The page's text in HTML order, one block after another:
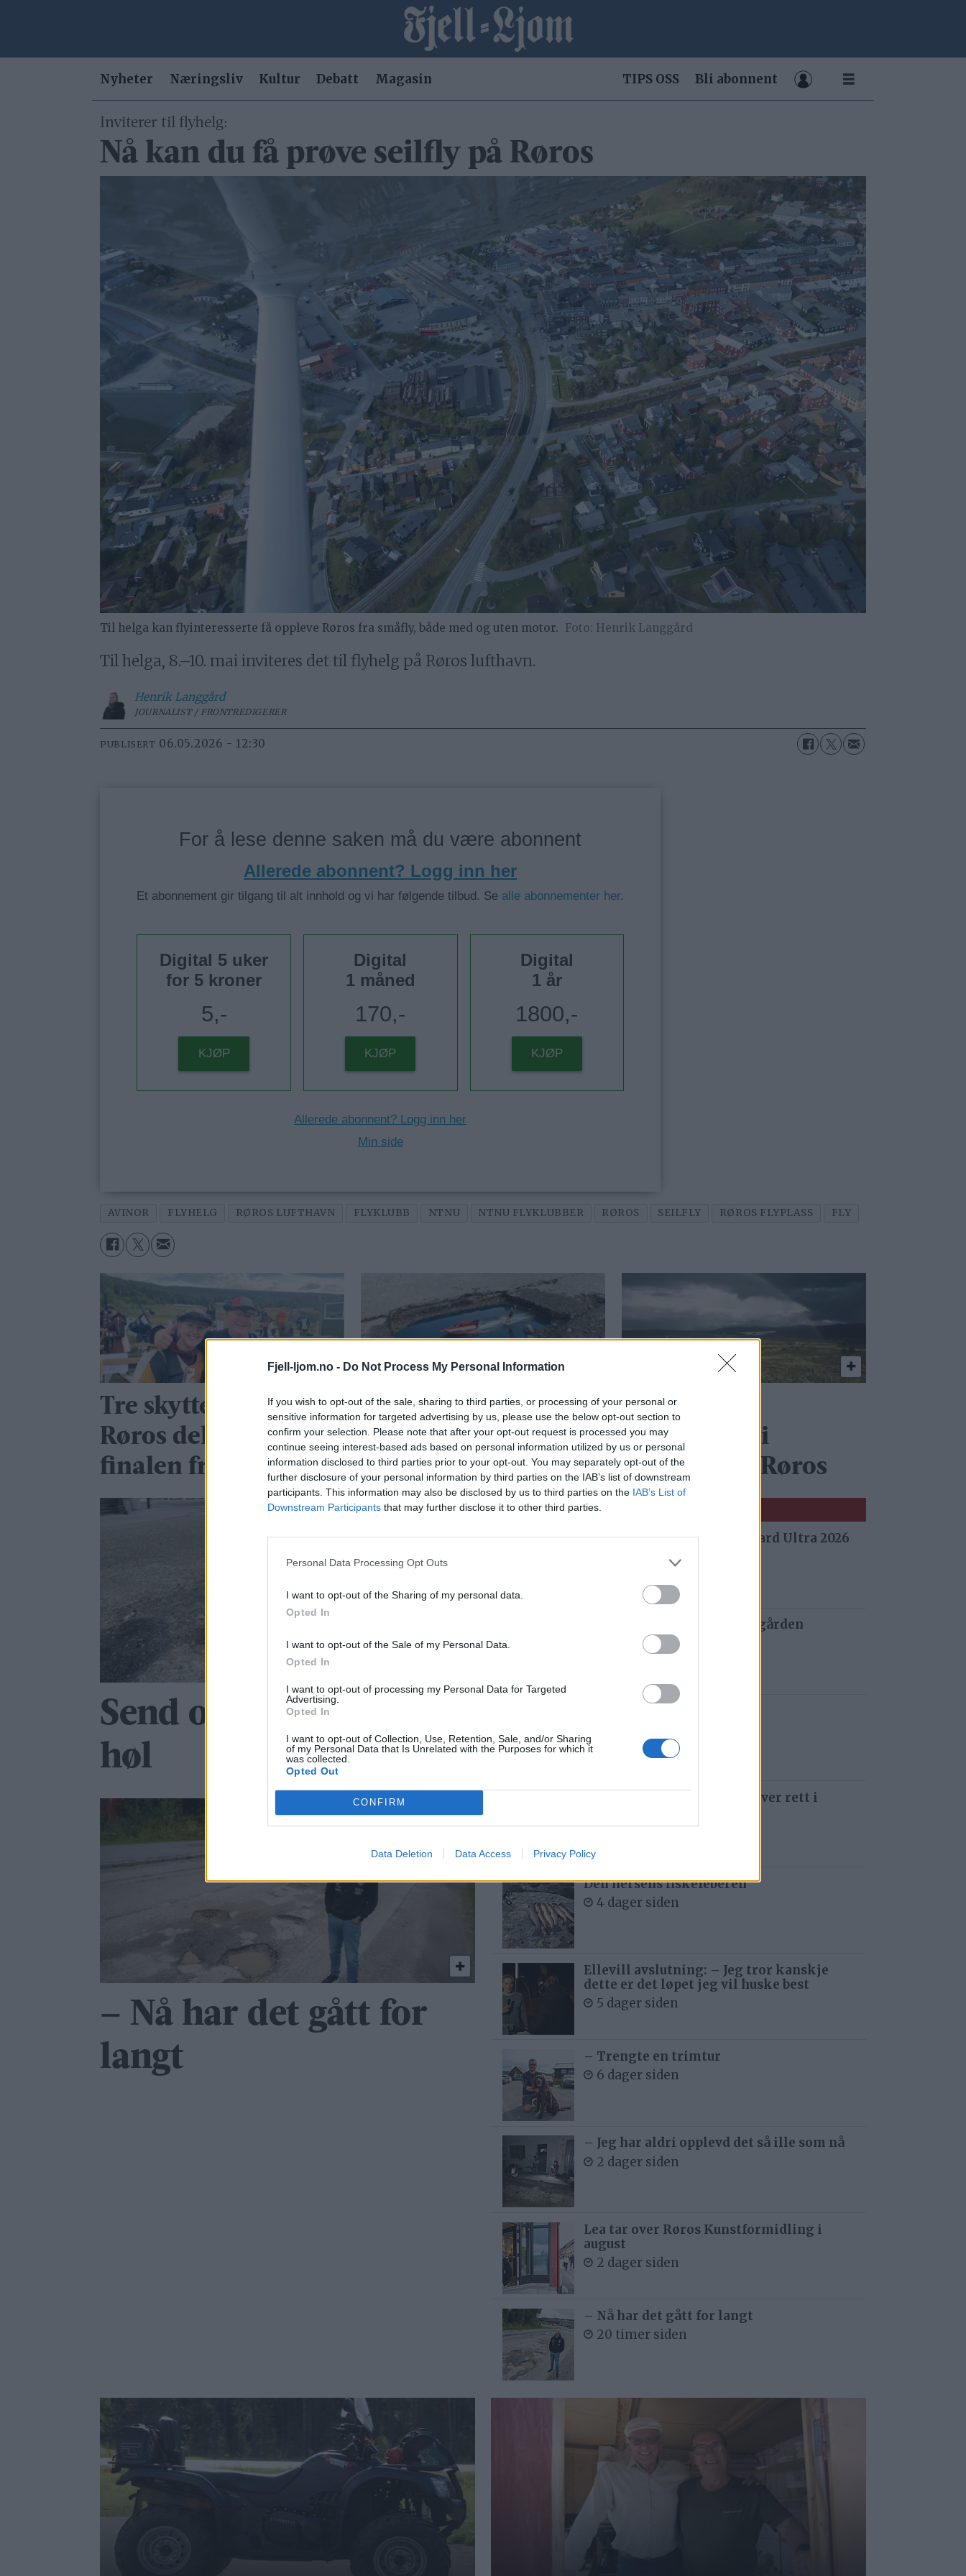
Fjell-ljom.no - Do Not Process My Personal Information
If you wish to opt-out of the sale, sharing to third parties, or processing of your personal or
sensitive information for targeted advertising by us, please use the below opt-out section to
confirm your selection. Please note that after your opt-out request is processed you may
continue seeing interest-based ads based on personal information utilized by us or personal
information disclosed to third parties prior to your opt-out. You may separately opt-out of the
further disclosure of your personal information by third parties on the IAB’s list of downstream
participants. This information may also be disclosed by us to third parties on the IAB’s List of
Downstream Participants that may further disclose it to other third parties.
Personal Data Processing Opt Outs
I want to opt-out of the Sharing of my personal data.
Opted In
I want to opt-out of the Sale of my Personal Data.
Opted In
I want to opt-out of processing my Personal Data for Targeted
Advertising.
Opted In
I want to opt-out of Collection, Use, Retention, Sale, and/or Sharing
of my Personal Data that Is Unrelated with the Purposes for which it
was collected.
Opted Out
CONFIRM
Data Deletion Data Access Privacy Policy
Nyheter Næringsliv Kultur Debatt Magasin TIPS OSS Bli abonnent
Inviterer til flyhelg:
Nå kan du få prøve seilfly på Røros
Til helga kan flyinteresserte få oppleve Røros fra småfly, både med og uten motor. Henrik Langgård
Til helga, 8.–10. mai inviteres det til flyhelg på Røros lufthavn.
Henrik Langgård
JOURNALIST / FRONTREDIGERER
PUBLISERT 06.05.2026 - 12:30
For å lese denne saken må du være abonnent
Allerede abonnent? Logg inn her
Et abonnement gir tilgang til alt innhold og vi har følgende tilbud. Se alle abonnementer her.
Digital 5 uker
for 5 kroner
5,-
KJØP
Digital
1 måned
170,-
KJØP
Digital
1 år
1800,-
KJØP
Allerede abonnent? Logg inn her
Min side
AVINOR FLYHELG RØROS LUFTHAVN FLYKLUBB NTNU NTNU FLYKLUBBER RØROS SEILFLY RØROS FLYPLASS FLY
Tre skyttere fra
Røros deltok i
finalen fredag
Har du vært borti
Sjøbakken-hølet? Se
lesernes bilder.
Geologisk
kartlegging i
Holtålen og Røros
Send oss bilde av ditt
høl
– Nå har det gått for
langt
Mest lest siste uke:
Se opptak fra Stuggu Backyard Ultra 2026
8 dager siden
Med spett og tau redder de gården
6 dager siden
– Det var som å kjøre ti kniver rett i
6 dager siden
Den hersens fiskefeberen
4 dager siden
Ellevill avslutning: – Jeg tror kanskje
dette er det løpet jeg vil huske best
5 dager siden
– Trengte en trimtur
6 dager siden
– Jeg har aldri opplevd det så ille som nå
2 dager siden
Lea tar over Røros Kunstformidling i
august
2 dager siden
– Nå har det gått for langt
20 timer siden